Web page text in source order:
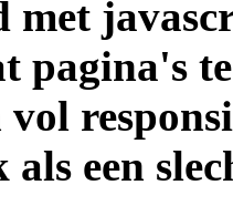
met
pagina's
vol
een